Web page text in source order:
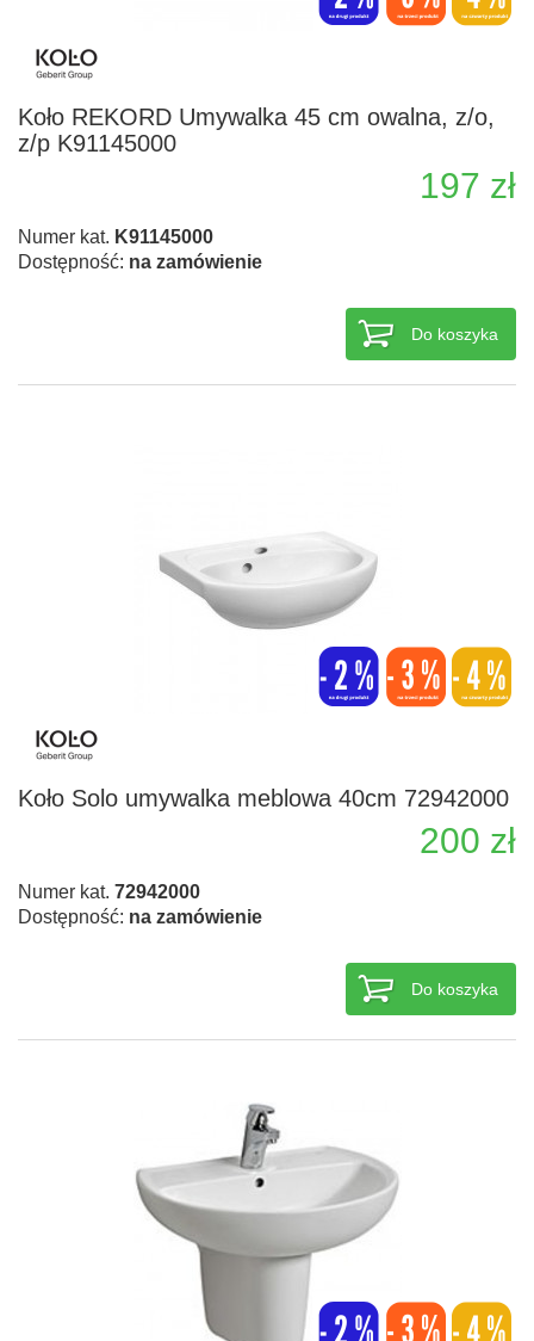
Koło REKORD Umywalka 45 cm owalna, z/o,
z/p K91145000
197 zł
Numer kat. K91145000
Dostępność: na zamówienie
Do koszyka
Koło Solo umywalka meblowa 40cm 72942000
200 zł
Numer kat. 72942000
Dostępność: na zamówienie
Do koszyka